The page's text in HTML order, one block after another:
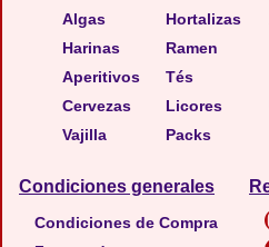
Algas
Harinas
Aperitivos
Cervezas
Vajilla
Hortalizas
Ramen
Tés
Licores
Packs
Condiciones generales
Condiciones de Compra